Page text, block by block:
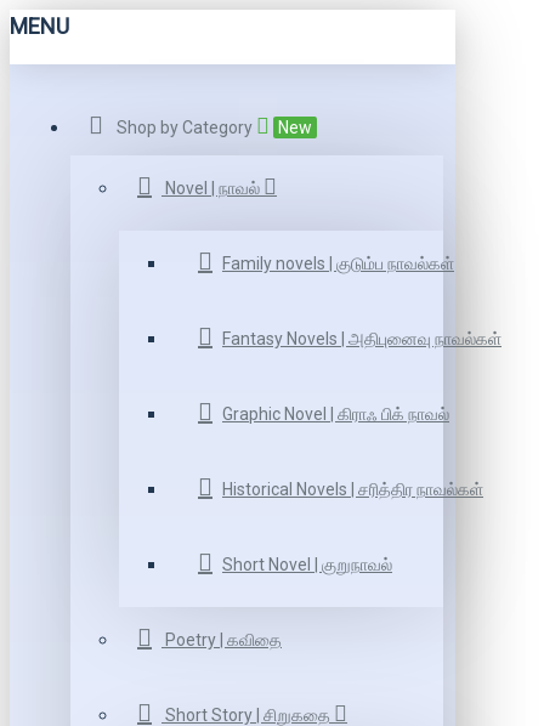
MENU
Shop by Category New
Novel | நாவல்
Family novels | குடும்ப நாவல்கள்
Fantasy Novels | அதிபுனைவு நாவல்கள்
Graphic Novel | கிராஃ பிக் நாவல்
Historical Novels | சரித்திர நாவல்கள்
Short Novel | குறுநாவல்
Poetry | கவிதை
Short Story | சிறுகதை